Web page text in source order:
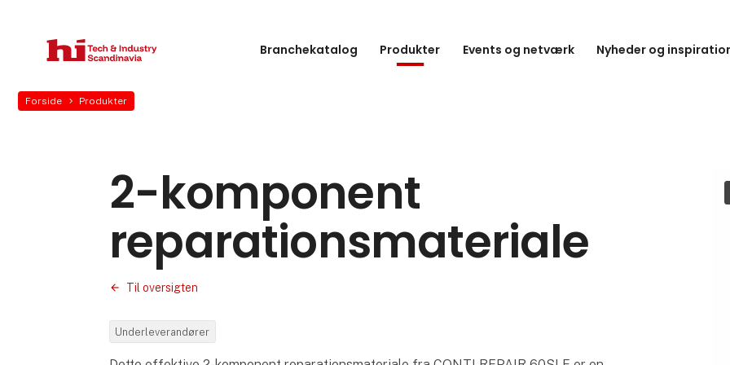
Branchekatalog Produkter Events og netværk Nyheder og
Forside Produkter
2-komponent
reparationsmateriale
Til oversigten
Underleverandører